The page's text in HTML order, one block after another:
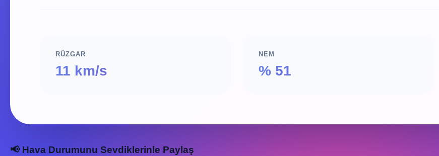
RÜZGAR
11 km/s
NEM
% 51
📢 Hava Durumunu Sevdiklerinle Paylaş